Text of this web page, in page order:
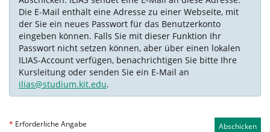
Die E-Mail enthält eine Adresse zu einer Webseite, mit
der Sie ein neues Passwort für das Benutzerkonto
eingeben können. Falls Sie mit dieser Funktion Ihr
Passwort nicht setzen können, aber über einen lokalen
ILIAS-Account verfügen, benachrichtigen Sie bitte Ihre
Kursleitung oder senden Sie ein E-Mail an
ilias@studium.kit.edu.
Abschicken
* Erforderliche Angabe